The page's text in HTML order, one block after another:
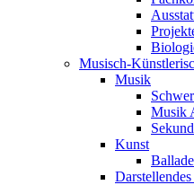
Musisch-
Musik
Musik
Kunst